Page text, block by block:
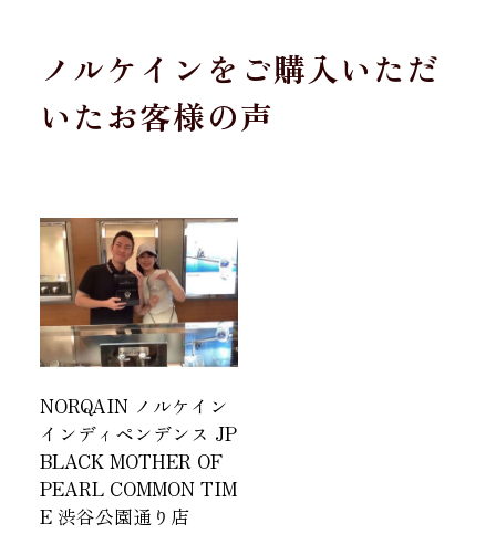
ノルケインをご購入いただ
いたお客様の声
NORQAIN ノルケイン
インディペンデンス JP
BLACK MOTHER OF
PEARL COMMON TIM
E 渋谷公園通り店